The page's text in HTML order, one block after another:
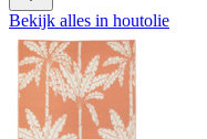
Bekijk alles in houtolie